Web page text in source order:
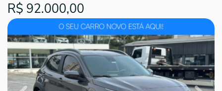
R$ 92.000,00